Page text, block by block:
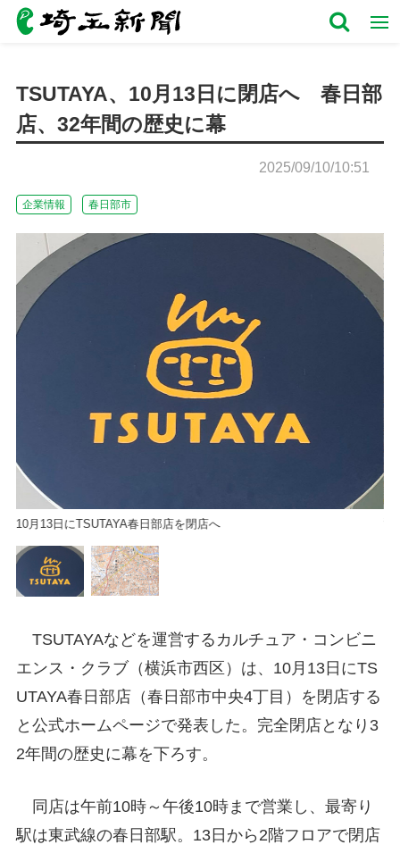
TSUTAYA、10月13日に閉店へ 春日部
店、32年間の歴史に幕
2025/09/10/10:51
企業情報 春日部市
10月13日にTSUTAYA春日部店を閉店へ
TSUTAYAなどを運営するカルチュア・コンビニ
エンス・クラブ（横浜市西区）は、10月13日にTS
UTAYA春日部店（春日部市中央4丁目）を閉店する
と公式ホームページで発表した。完全閉店となり3
2年間の歴史に幕を下ろす。
同店は午前10時～午後10時まで営業し、最寄り
駅は東武線の春日部駅。13日から2階フロアで閉店